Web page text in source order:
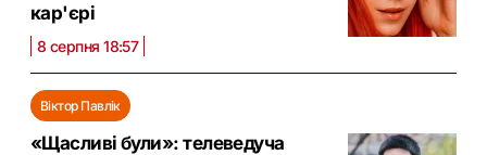
кар'єрі
8 серпня 18:57
Віктор Павлік
«Щасливі були»: телеведуча